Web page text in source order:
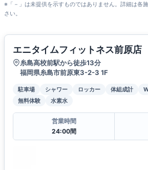
※「－」は未提供を示すものではありません。詳細は各
さい。
エニタイムフィットネス前原店
糸島高校前駅から徒歩13分
福岡県糸島市前原東3-2-3 1F
駐車場 シャワー ロッカー 体組成計
無料体験
水素水
営業時間
24:00間